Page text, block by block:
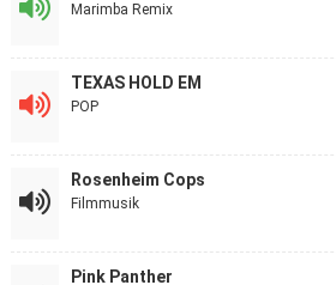
Marimba Remix
TEXAS HOLD EM
POP
Rosenheim Cops
Filmmusik
Pink Panther